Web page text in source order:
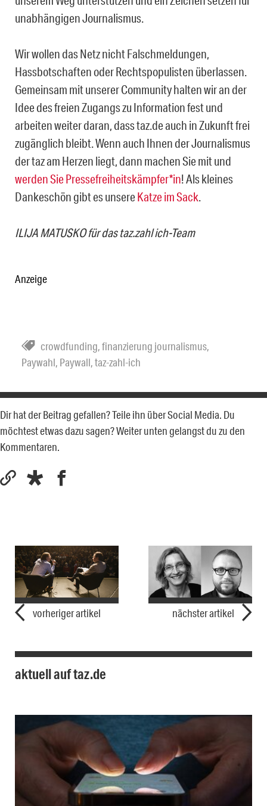
unabhängigen Journalismus.
Wir wollen das Netz nicht Falschmeldungen,
Hassbotschaften oder Rechtspopulisten überlassen.
Gemeinsam mit unserer Community halten wir an der
Idee des freien Zugangs zu Information fest und
arbeiten weiter daran, dass taz.de auch in Zukunft frei
zugänglich bleibt. Wenn auch Ihnen der Journalismus
der taz am Herzen liegt, dann machen Sie mit und
werden Sie Pressefreiheitskämpfer*in! Als kleines
Dankeschön gibt es unsereKatze im Sack.
ILIJA MATUSKO für das taz.zahl ich-Team
Anzeige
crowdfunding,finanzierung journalismus,
Paywahl, Paywall,taz-zahl-ich
Dir hat der Beitrag gefallen? Teile ihn über Social Media. Du
möchtest etwas dazu sagen? Weiter unten gelangst du zu den
Kommentaren.
vorheriger artikel nächster artikel
aktuell auf taz.de